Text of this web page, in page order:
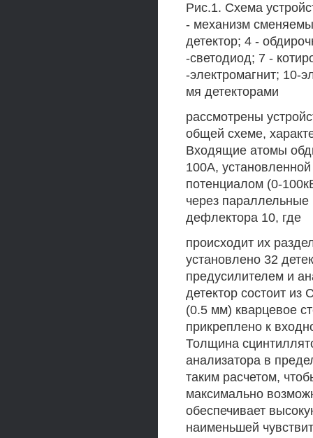
Рис.1. Схема
- механизм
детектор; 4 -
-светодиод; 7 -
-электромагнит; 10-
мя детекторами
рассмотрены
общей схеме,
Входящие атомы
100А,
потенциалом (0-
через параллельные
дефлектора 10, где
происходит их
установлено 32
предусилителем и
детектор состоит из
(0.5 мм) кварцевое
прикреплено к
Толщина
анализатора в
таким расчетом,
максимально
обеспечивает
наименьшей